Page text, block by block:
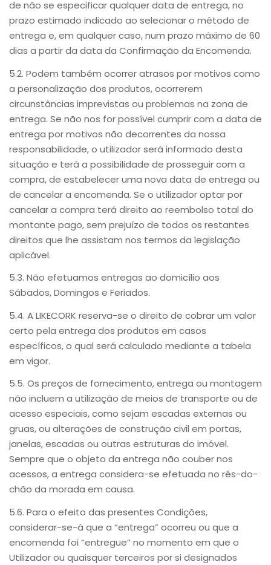
de não se especificar qualquer data de entrega, no
prazo estimado indicado ao selecionar o método de
entrega e, em qualquer caso, num prazo máximo de 60
dias a partir da data da Confirmação da Encomenda.
5.2. Podem também ocorrer atrasos por motivos como
a personalização dos produtos, ocorrerem
circunstâncias imprevistas ou problemas na zona de
entrega. Se não nos for possível cumprir com a data de
entrega por motivos não decorrentes da nossa
responsabilidade, o utilizador será informado desta
situação e terá a possibilidade de prosseguir com a
compra, de estabelecer uma nova data de entrega ou
de cancelar a encomenda. Se o utilizador optar por
cancelar a compra terá direito ao reembolso total do
montante pago, sem prejuízo de todos os restantes
direitos que lhe assistam nos termos da legislação
aplicável.
5.3. Não efetuamos entregas ao domicílio aos
Sábados, Domingos e Feriados.
5.4. A LIKECORK reserva-se o direito de cobrar um valor
certo pela entrega dos produtos em casos
específicos, o qual será calculado mediante a tabela
em vigor.
5.5. Os preços de fornecimento, entrega ou montagem
não incluem a utilização de meios de transporte ou de
acesso especiais, como sejam escadas externas ou
gruas, ou alterações de construção civil em portas,
janelas, escadas ou outras estruturas do imóvel.
Sempre que o objeto da entrega não couber nos
acessos, a entrega considera-se efetuada no rés-do-
chão da morada em causa.
5.6. Para o efeito das presentes Condições,
considerar-se-á que a “entrega” ocorreu ou que a
encomenda foi “entregue” no momento em que o
Utilizador ou quaisquer terceiros por si designados